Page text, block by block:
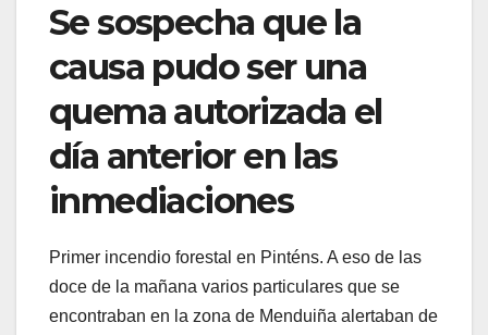
Se sospecha que la
causa pudo ser una
quema autorizada el
día anterior en las
inmediaciones
Primer incendio forestal en Pinténs. A eso de las
doce de la mañana varios particulares que se
encontraban en la zona de Menduiña alertaban de